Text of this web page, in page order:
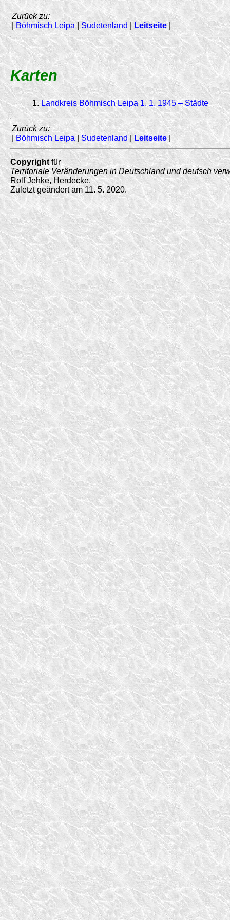
Zurück zu:
| Böhmisch Leipa| Sudetenland Leitseite|
Karten
1. Landkreis Böhmisch Leipa 1. 1. 1945 – Städte
Zurück zu:
|Böhmisch Leipa Sudetenland| Leitseite|
Copyrightfür
Territoriale Veränderungen in Deutschland und deutsch
Rolf Jehke, Herdecke.
Zuletzt geändert am 11. 5. 2020.